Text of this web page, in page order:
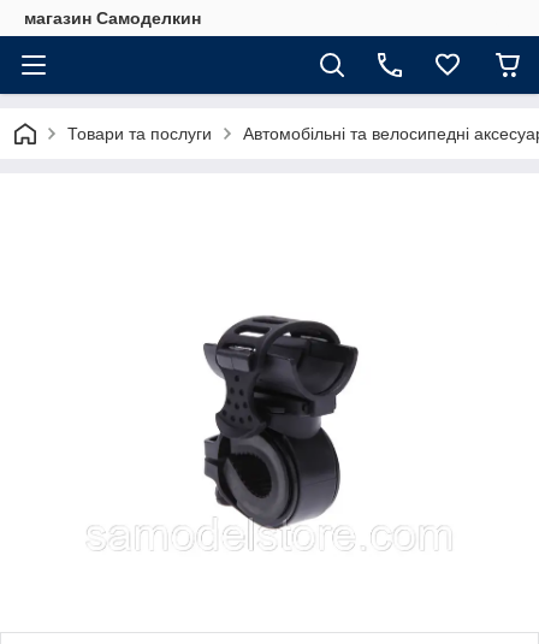
магазин Самоделкин
Товари та послуги Автомобільні та велосипедні